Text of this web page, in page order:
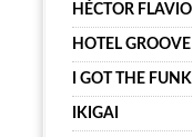
HÉCTOR FLAVIO
HOTEL GROOVE
I GOT THE FUNK
IKIGAI